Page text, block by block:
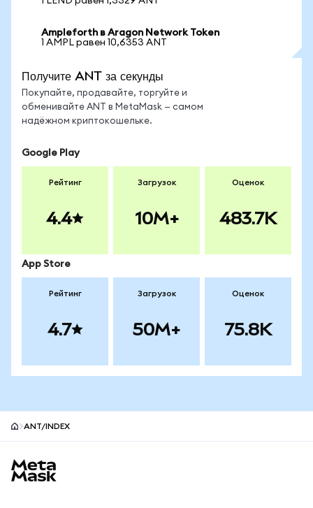
Ampleforth в Aragon Network Token
1 AMPL равен 10,6353 ANT
Получите ANT за секунды
Покупайте, продавайте, торгуйте и
обменивайте ANT в MetaMask — самом
надёжном криптокошельке.
Google Play
Рейтинг
4.4
Загрузок
10M+
Оценок
483.7K
App Store
Рейтинг
4.7
Загрузок
50M+
Оценок
75.8K
ANT/INDEX